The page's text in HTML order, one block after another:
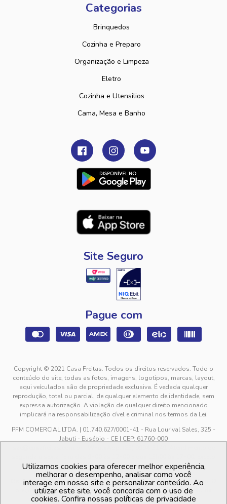
Categorias
Brinquedos
Cozinha e Preparo
Organização e Limpeza
Eletro
Cozinha e Utensilios
Cama, Mesa e Banho
Site Seguro
Pague com
Copyright © 2021 Casa Freitas. Todos os direitos reservados. Todo o
conteúdo do site, todas as fotos, imagens, logotipos, marcas, layout,
aqui veículados são de propriedade exclusiva. É vedada qualquer
reprodução, total ou parcial, de qualquer elemento de identidade, sem
expressa autorização. A violação de qualquer direito mencionado
implicará na responsabilização cível e criminal nos termos da Lei.
PFM COMERCIAL LTDA. | 01.740.627/0001-41 - Rua Lourival Sales, 325 -
Jabuti - Eusébio - CE | CEP: 61760-000
feriados.
Os preços dos produtos estão sujeitos a alteração sem aviso prévio. O
preço valido é sempre o apresentado no momento da finalização da
compra, no carrinho de compras.
Utilizamos cookies para oferecer melhor experiência,
melhorar o desempenho, analisar como você
interage em nosso site e personalizar conteúdo. Ao
utilizar este site, você concorda com o uso de
cookies. Confira nossas políticas de privacidade